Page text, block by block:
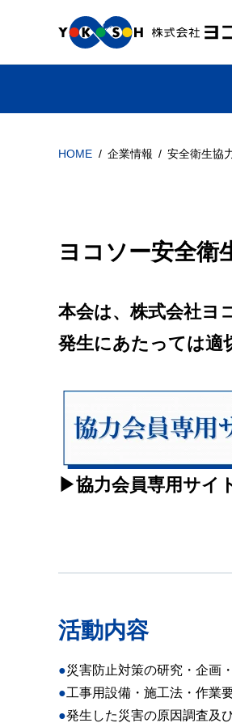
HOME 企業情報 安全衛生協
ヨコソー安全衛
本会は、株式会社ヨ
発生にあたっては適
▶協力会員専用サイ
活動内容
●災害防止対策の研究・企画
●工事用設備・施工法・作業
●発生した災害の原因調査及